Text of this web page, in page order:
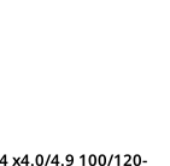
x4.0/4.9 100/120-